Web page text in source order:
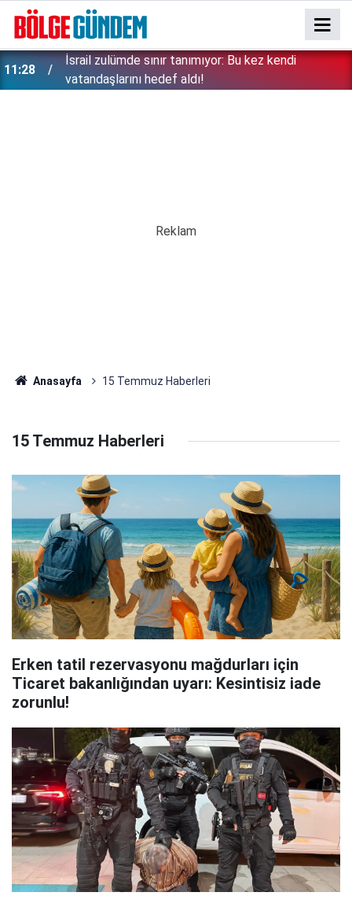
11:28
İsrail zulümde sınır tanımıyor: Bu kez kendi
vatandaşlarını hedef aldı!
11:17
Erken tatil rezervasyonu mağdurları için Ticaret
bakanlığından uyarı: Kesintisiz iade zorunlu!
Anasayfa 15 Temmuz Haberleri
15 Temmuz Haberleri
Erken tatil rezervasyonu mağdurları için
Ticaret bakanlığından uyarı: Kesintisiz iade
zorunlu!